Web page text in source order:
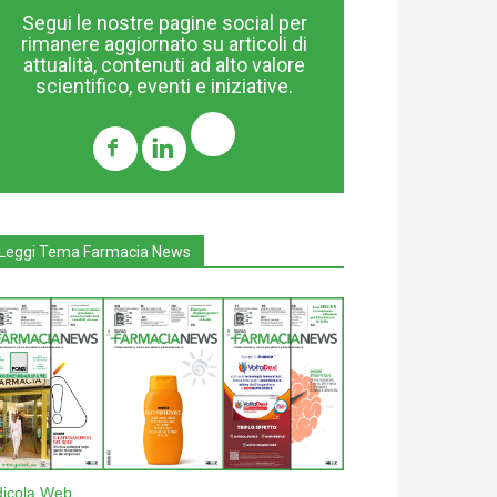
Segui le nostre pagine social per
rimanere aggiornato su articoli di
attualità, contenuti ad alto valore
scientifico, eventi e iniziative.
Tema Farmacia News
Web